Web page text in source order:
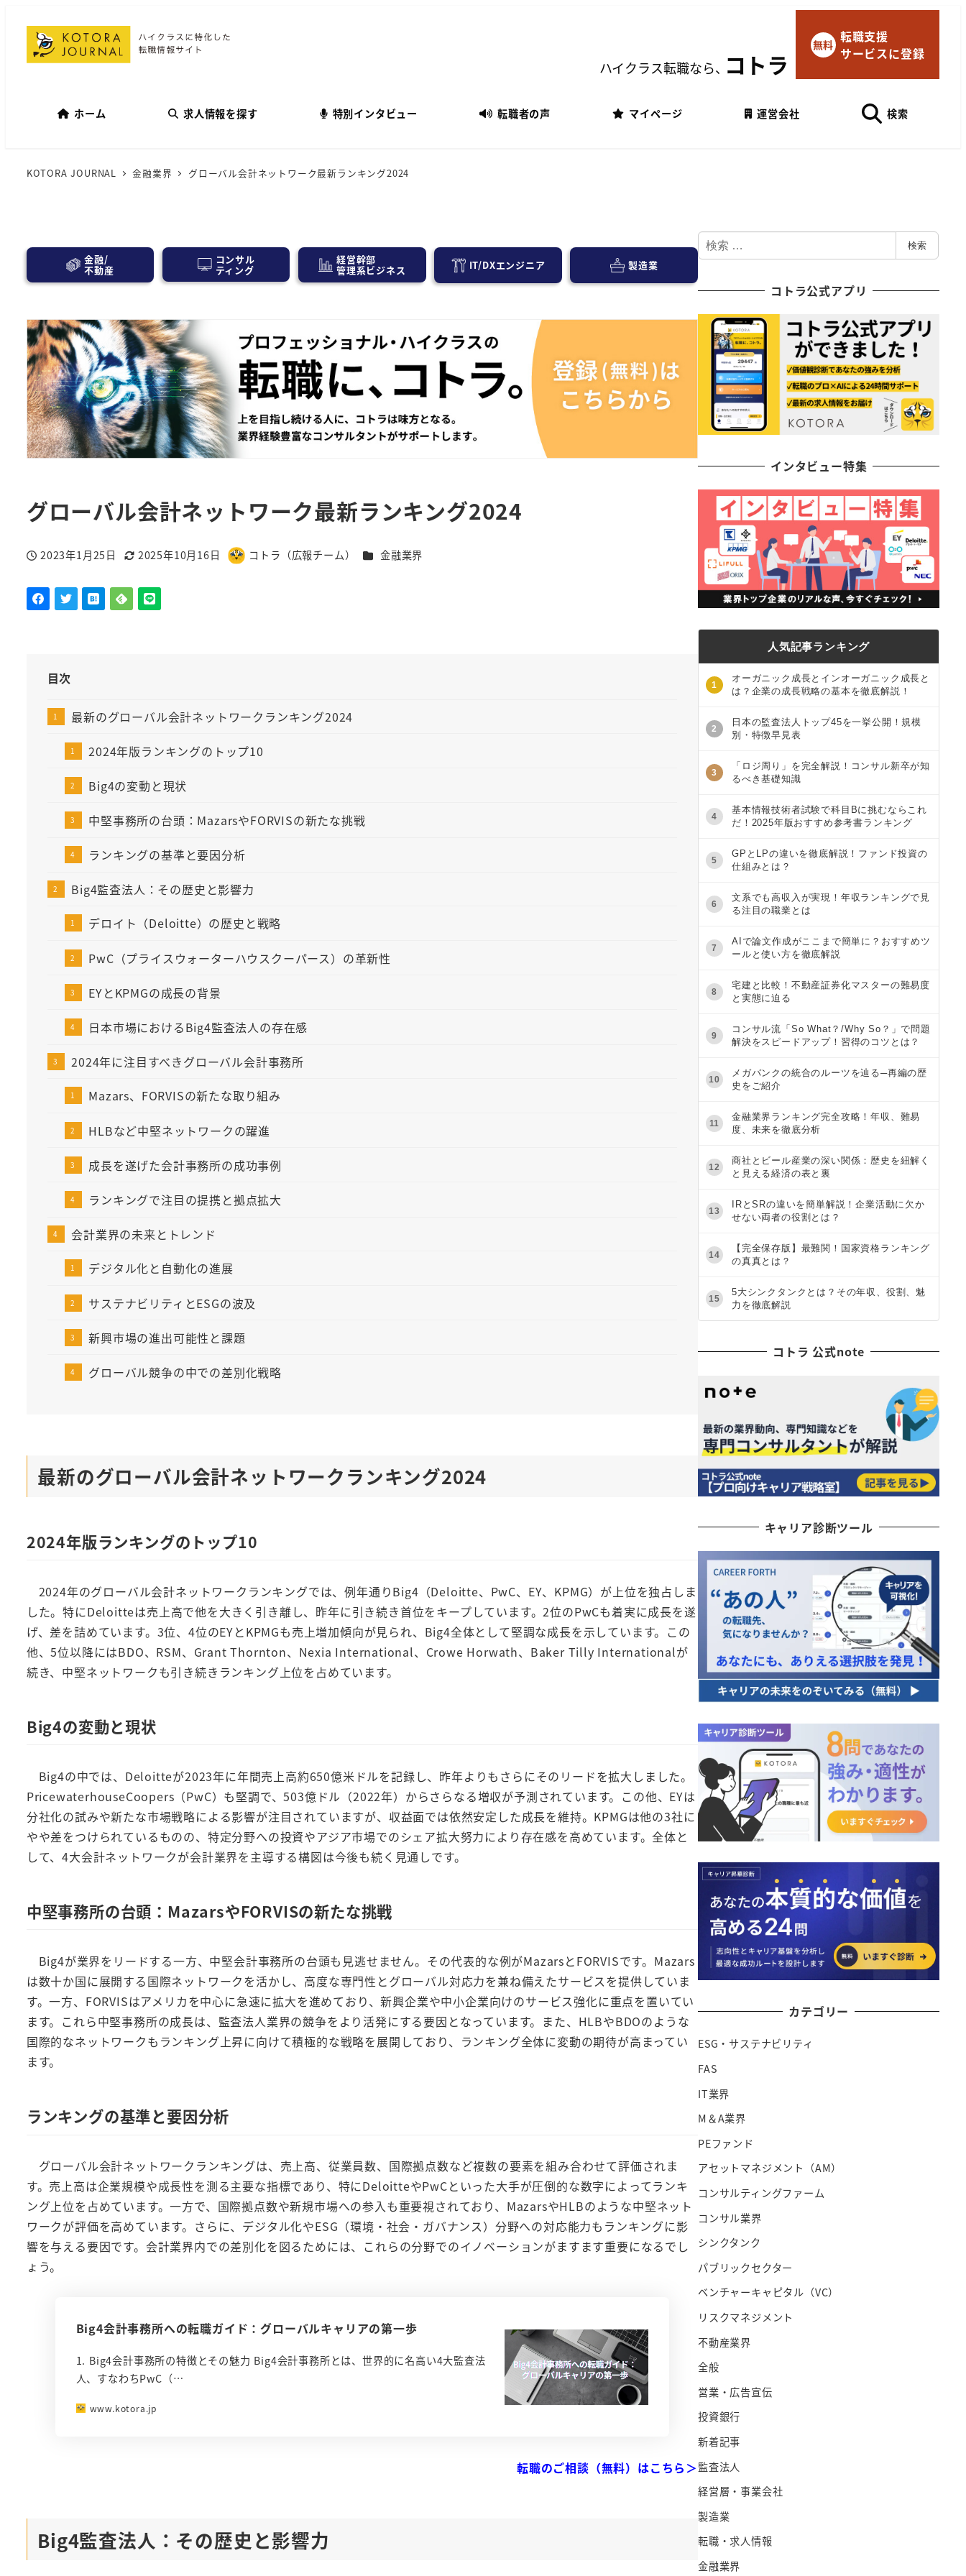
マイページにログイン
ハイクラス転職なら、コトラ
無料 転職支援
サービスに登録
ホーム 求人情報を探す 特別インタビュー 転職者の声 マイページ 運営会社 検索
KOTORA JOURNAL 金融業界 グローバル会計ネットワーク最新ランキング2024
金融/
不動産
コンサル
ティング
経営幹部
管理系ビジネス IT/DXエンジニア 製造業
グローバル会計ネットワーク最新ランキング2024
投稿日
2023年1月25日
更新日
2025年10月16日
著
コトラ（広報チーム） カテゴリー
金融業界
目次
最新のグローバル会計ネットワークランキング2024
2024年版ランキングのトップ10
Big4の変動と現状
中堅事務所の台頭：MazarsやFORVISの新たな挑戦
ランキングの基準と要因分析
Big4監査法人：その歴史と影響力
デロイト（Deloitte）の歴史と戦略
PwC（プライスウォーターハウスクーパース）の革新性
EYとKPMGの成長の背景
日本市場におけるBig4監査法人の存在感
2024年に注目すべきグローバル会計事務所
Mazars、FORVISの新たな取り組み
HLBなど中堅ネットワークの躍進
成長を遂げた会計事務所の成功事例
ランキングで注目の提携と拠点拡大
会計業界の未来とトレンド
デジタル化と自動化の進展
サステナビリティとESGの波及
新興市場の進出可能性と課題
グローバル競争の中での差別化戦略
最新のグローバル会計ネットワークランキング2024
2024年版ランキングのトップ10
2024年のグローバル会計ネットワークランキングでは、例年通りBig4（Deloitte、PwC、EY、KPMG）が上位を独占しま
した。特にDeloitteは売上高で他を大きく引き離し、昨年に引き続き首位をキープしています。2位のPwCも着実に成長を遂
げ、差を詰めています。3位、4位のEYとKPMGも売上増加傾向が見られ、Big4全体として堅調な成長を示しています。この
他、5位以降にはBDO、RSM、Grant Thornton、Nexia International、Crowe Horwath、Baker Tilly Internationalが
続き、中堅ネットワークも引き続きランキング上位を占めています。
Big4の変動と現状
Big4の中では、Deloitteが2023年に年間売上高約650億米ドルを記録し、昨年よりもさらにそのリードを拡大しました。
Pr​​icewaterhouseCoopers（PwC）も堅調で、503億ドル（2022年）からさらなる増収が予測されています。この他、EYは
分社化の試みや新たな市場戦略による影響が注目されていますが、収益面では依然安定した成長を維持。KPMGは他の3社に
やや差をつけられているものの、特定分野への投資やアジア市場でのシェア拡大努力により存在感を高めています。全体と
して、4大会計ネットワークが会計業界を主導する構図は今後も続く見通しです。
中堅事務所の台頭：MazarsやFORVISの新たな挑戦
Big4が業界をリードする一方、中堅会計事務所の台頭も見逃せません。その代表的な例がMazarsとFORVISです。Mazars
は数十か国に展開する国際ネットワークを活かし、高度な専門性とグローバル対応力を兼ね備えたサービスを提供していま
す。一方、FORVISはアメリカを中心に急速に拡大を進めており、新興企業や中小企業向けのサービス強化に重点を置いてい
ます。これら中堅事務所の成長は、監査法人業界の競争をより活発にする要因となっています。また、HLBやBDOのような
国際的なネットワークもランキング上昇に向けて積極的な戦略を展開しており、ランキング全体に変動の期待が高まってい
ます。
ランキングの基準と要因分析
グローバル会計ネットワークランキングは、売上高、従業員数、国際拠点数など複数の要素を組み合わせて評価されま
す。売上高は企業規模や成長性を測る主要な指標であり、特にDeloitteやPwCといった大手が圧倒的な数字によってランキ
ング上位を占めています。一方で、国際拠点数や新規市場への参入も重要視されており、MazarsやHLBのような中堅ネット
ワークが評価を高めています。さらに、デジタル化やESG（環境・社会・ガバナンス）分野への対応能力もランキングに影
響を与える要因です。会計業界内での差別化を図るためには、これらの分野でのイノベーションがますます重要になるでし
ょう。
Big4会計事務所への転職ガイド：グローバルキャリアの第一歩
1. Big4会計事務所の特徴とその魅力 Big4会計事務所とは、世界的に名高い4大監査法
人、すなわちPwC（…
www.kotora.jp
転職のご相談（無料）はこちら＞
Big4監査法人：その歴史と影響力
検
索
検索
コトラ公式アプリ
インタビュー特集
人気記事ランキング
1
オーガニック成長とインオーガニック成長と
は？企業の成長戦略の基本を徹底解説！
2
日本の監査法人トップ45を一挙公開！規模
別・特徴早見表
3
「ロジ周り」を完全解説！コンサル新卒が知
るべき基礎知識
4
基本情報技術者試験で科目Bに挑むならこれ
だ！2025年版おすすめ参考書ランキング
5
GPとLPの違いを徹底解説！ファンド投資の
仕組みとは？
6
文系でも高収入が実現！年収ランキングで見
る注目の職業とは
7
AIで論文作成がここまで簡単に？おすすめツ
ールと使い方を徹底解説
8
宅建と比較！不動産証券化マスターの難易度
と実態に迫る
9
コンサル流「So What？/Why So？」で問題
解決をスピードアップ！習得のコツとは？
10
メガバンクの統合のルーツを辿る─再編の歴
史をご紹介
11
金融業界ランキング完全攻略！年収、難易
度、未来を徹底分析
12
商社とビール産業の深い関係：歴史を紐解く
と見える経済の表と裏
13
IRとSRの違いを簡単解説！企業活動に欠か
せない両者の役割とは？
14
【完全保存版】最難関！国家資格ランキング
の真真とは？
15
5大シンクタンクとは？その年収、役割、魅
力を徹底解説
コトラ 公式note
キャリア診断ツール
カテゴリー
ESG・サステナビリティ
FAS
IT業界
M＆A業界
PEファンド
アセットマネジメント（AM）
コンサルティングファーム
コンサル業界
シンクタンク
パブリックセクター
ベンチャーキャピタル（VC）
リスクマネジメント
不動産業界
全般
営業・広告宣伝
投資銀行
新着記事
監査法人
経営層・事業会社
製造業
転職・求人情報
金融業界